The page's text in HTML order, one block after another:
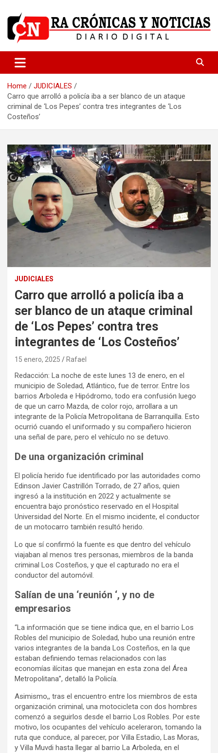
content
R.A Crónicas y Noticias
Home
JUDICIALES
Carro que arrolló a policía iba a ser blanco de un ataque
criminal de ‘Los Pepes’ contra tres integrantes de ‘Los
Costeños’
JUDICIALES
Carro que arrolló a policía iba a
ser blanco de un ataque criminal
de ‘Los Pepes’ contra tres
integrantes de ‘Los Costeños’
15 enero, 2025 Rafael
Redacción: La noche de este lunes 13 de enero, en el
municipio de Soledad, Atlántico, fue de terror. Entre los
barrios Arboleda e Hipódromo, todo era confusión luego
de que un carro Mazda, de color rojo, arrollara a un
integrante de la Policía Metropolitana de Barranquilla. Esto
ocurrió cuando el uniformado y su compañero hicieron
una señal de pare, pero el vehículo no se detuvo.
De una organización criminal
El policía herido fue identificado por las autoridades como
Edinson Javier Castrillón Torrado, de 27 años, quien
ingresó a la institución en 2022 y actualmente se
encuentra bajo pronóstico reservado en el Hospital
Universidad del Norte. En el mismo incidente, el conductor
de un motocarro también resultó herido.
Lo que sí confirmó la fuente es que dentro del vehículo
viajaban al menos tres personas, miembros de la banda
criminal Los Costeños, y que el capturado no era el
conductor del automóvil.
Salían de una ‘reunión ‘, y no de
empresarios
“La información que se tiene indica que, en el barrio Los
Robles del municipio de Soledad, hubo una reunión entre
varios integrantes de la banda Los Costeños, en la que
estaban definiendo temas relacionados con las
economías ilícitas que manejan en esta zona del Área
Metropolitana”, detalló la Policía.
Asimismo,, tras el encuentro entre los miembros de esta
organización criminal, una motocicleta con dos hombres
comenzó a seguirlos desde el barrio Los Robles. Por este
motivo, los ocupantes del vehículo aceleraron, tomando la
ruta que conduce, al parecer, por Villa Estadio, Las Moras,
y Villa Muvdi hasta llegar al barrio La Arboleda, en el